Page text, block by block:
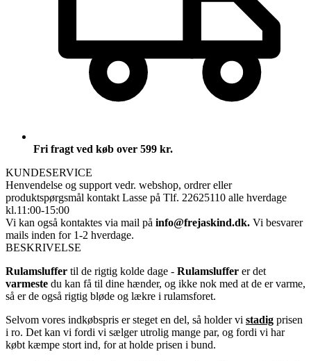
Fri fragt ved køb over 599 kr.
KUNDESERVICE
Henvendelse og support vedr. webshop, ordrer eller
produktspørgsmål kontakt Lasse på Tlf. 22625110 alle hverdage
kl.11:00-15:00
Vi kan også kontaktes via mail på info@frejaskind.dk. Vi besvarer
mails inden for 1-2 hverdage.
BESKRIVELSE
Rulamsluffer til de rigtig kolde dage - Rulamsluffer er det
varmeste du kan få til dine hænder, og ikke nok med at de er varme,
så er de også rigtig bløde og lækre i rulamsforet.
Selvom vores indkøbspris er steget en del, så holder vi stadig prisen
i ro. Det kan vi fordi vi sælger utrolig mange par, og fordi vi har
købt kæmpe stort ind, for at holde prisen i bund.